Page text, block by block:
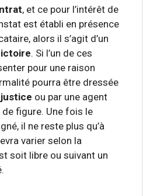
, et ce pour l’intérêt de
est établi en présence
alors il s’agit d’un
. Si l’un de ces
pour une raison
pourra être dressée
ou par une agent
figure. Une fois le
il ne reste plus qu’à
varier selon la
soit libre ou suivant un